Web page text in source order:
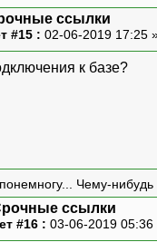
ссылки
#15 : 02-06-2019 17:25
к базе?
Чему-нибудь
ссылки
#16 : 03-06-2019